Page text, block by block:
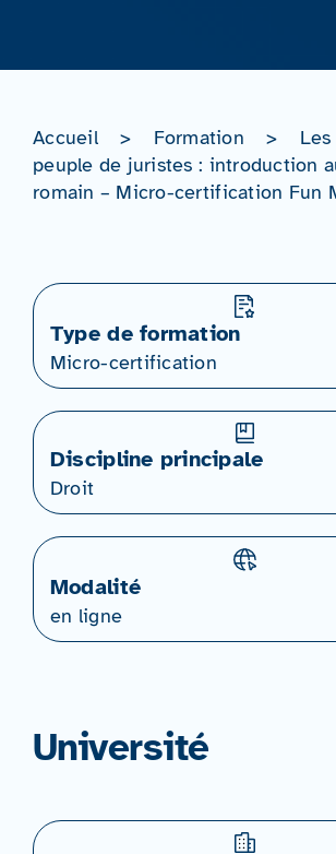
Accueil > Formation >
peuple de juristes : introduction
romain – Micro-certification Fun
Type de formation
Micro-certification
Discipline principale
Droit
Modalité
en ligne
Université